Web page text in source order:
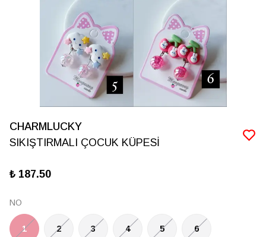
CHARMLUCKY
SIKIŞTIRMALI ÇOCUK KÜPESİ
₺ 187.50
NO
1 2 3 4 5 6